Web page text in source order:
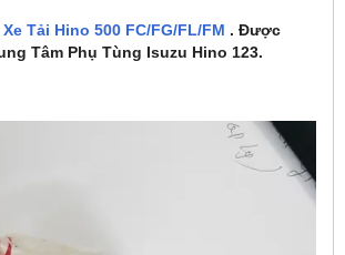
Tải Hino 500 FC/FG/FL/FM . Được
Tâm Phụ Tùng Isuzu Hino 123.